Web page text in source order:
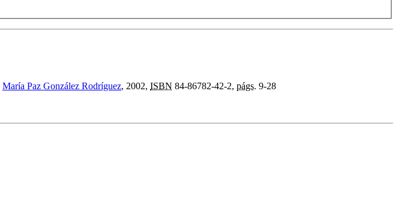
María Paz González Rodríguez, 2002, ISBN 84-86782-42-2, págs. 9-28